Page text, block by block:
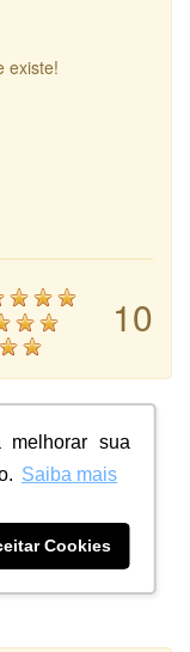
melhorar sua
Saiba mais
Cookies
existe!
10